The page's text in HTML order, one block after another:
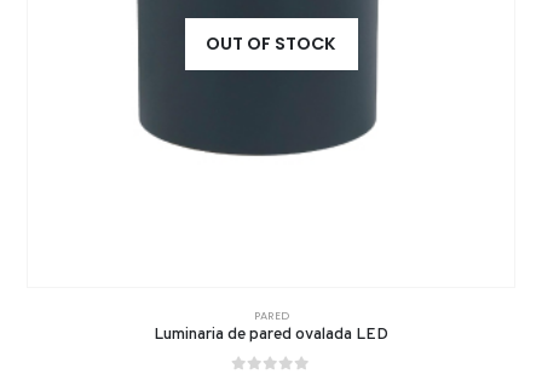
OUT OF STOCK
PARED
Luminaria de pared ovalada LED